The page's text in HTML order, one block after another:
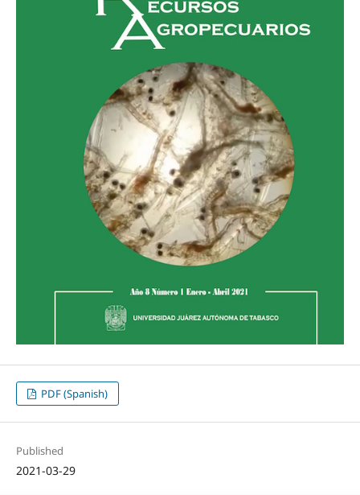
PDF (Spanish)
Published
2021-03-29